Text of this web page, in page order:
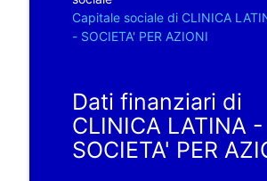
Capitale sociale di CLINICA
- SOCIETA' PER AZIONI
Dati finanziari di
CLINICA LATINA -
SOCIETA' PER